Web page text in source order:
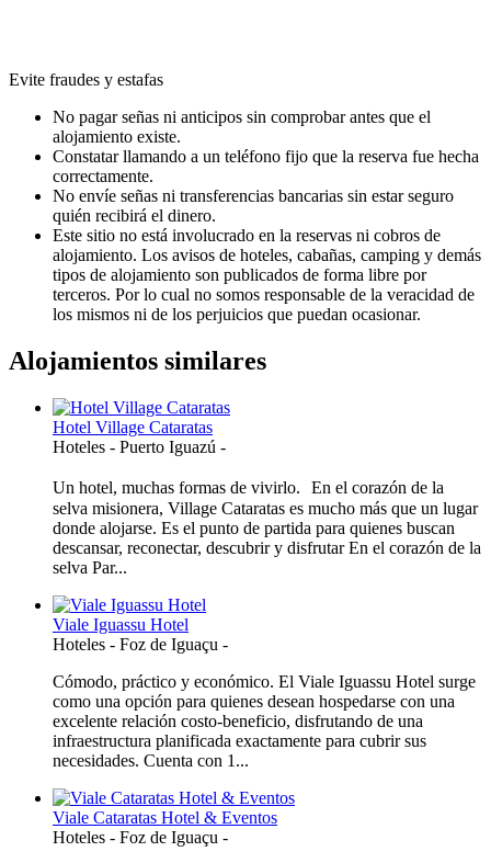
Evite fraudes y estafas
No pagar señas ni anticipos sin comprobar antes que el
alojamiento existe.
Constatar llamando a un teléfono fijo que la reserva fue hecha
correctamente.
No envíe señas ni transferencias bancarias sin estar seguro
quién recibirá el dinero.
Este sitio no está involucrado en la reservas ni cobros de
alojamiento. Los avisos de hoteles, cabañas, camping y demás
tipos de alojamiento son publicados de forma libre por
terceros. Por lo cual no somos responsable de la veracidad de
los mismos ni de los perjuicios que puedan ocasionar.
Alojamientos similares
Hotel Village Cataratas
Hoteles - Puerto Iguazú -
Un hotel, muchas formas de vivirlo. En el corazón de la
selva misionera, Village Cataratas es mucho más que un lugar
donde alojarse. Es el punto de partida para quienes buscan
descansar, reconectar, descubrir y disfrutar En el corazón de la
selva Par...
Viale Iguassu Hotel
Hoteles - Foz de Iguaçu -
Cómodo, práctico y económico. El Viale Iguassu Hotel surge
como una opción para quienes desean hospedarse con una
excelente relación costo-beneficio, disfrutando de una
infraestructura planificada exactamente para cubrir sus
necesidades. Cuenta con 1...
Viale Cataratas Hotel & Eventos
Hoteles - Foz de Iguaçu -